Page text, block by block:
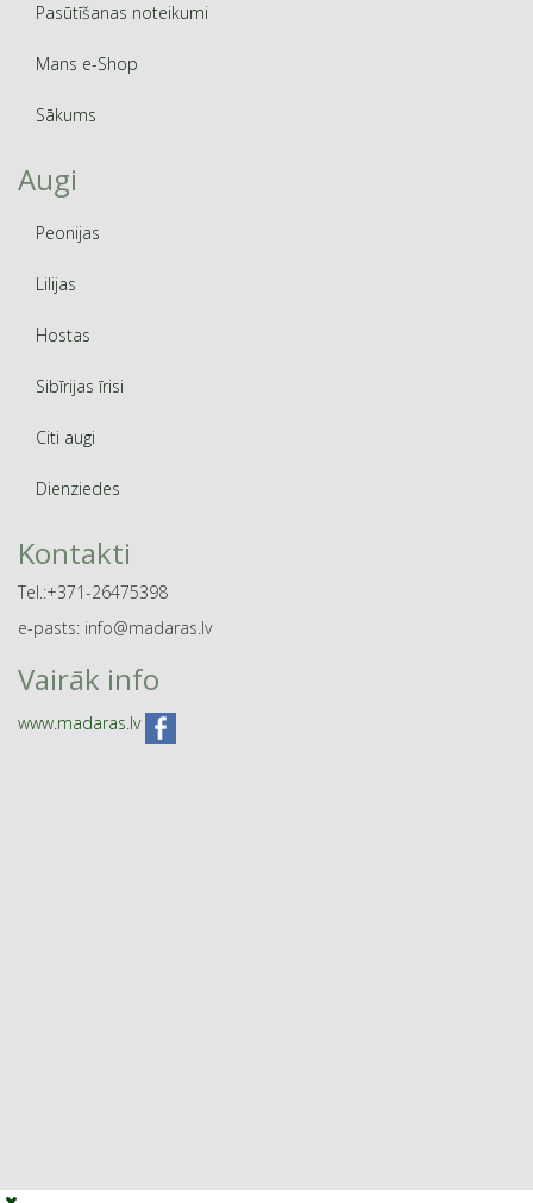
Pasūtīšanas noteikumi
Mans e-Shop
Sākums
Augi
Peonijas
Lilijas
Hostas
Sibīrijas īrisi
Citi augi
Dienziedes
Kontakti
Tel.:+371-26475398
e-pasts: info@madaras.lv
Vairāk info
www.madaras.lv